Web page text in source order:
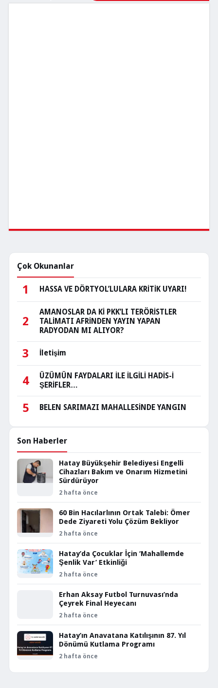
Çok Okunanlar
1 HASSA VE DÖRTYOL’LULARA KRİTİK UYARI!
2
AMANOSLAR DA Kİ PKK’LI TERÖRİSTLER
TALİMATI AFRİNDEN YAYIN YAPAN
RADYODAN MI ALIYOR?
3 İletişim
4
ÜZÜMÜN FAYDALARI İLE İLGİLİ HADİS-İ
ŞERİFLER…
5 BELEN SARIMAZI MAHALLESİNDE YANGIN
Son Haberler
Hatay Büyükşehir Belediyesi Engelli
Cihazları Bakım ve Onarım Hizmetini
Sürdürüyor
2 hafta önce
60 Bin Hacılarlının Ortak Talebi: Ömer
Dede Ziyareti Yolu Çözüm Bekliyor
2 hafta önce
Hatay’da Çocuklar İçin ‘Mahallemde
Şenlik Var’ Etkinliği
2 hafta önce
Erhan Aksay Futbol Turnuvası’nda
Çeyrek Final Heyecanı
2 hafta önce
Hatay’ın Anavatana Katılışının 87. Yıl
Dönümü Kutlama Programı
2 hafta önce